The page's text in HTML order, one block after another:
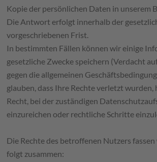
Kopie der persönlichen Daten in unserem
Die Antwort erfolgt innerhalb der
vorgeschriebenen Frist.
In bestimmten Fällen können wir einige
gesetzliche Zwecke speichern (Verdacht
gegen die allgemeinen
glauben, dass Ihre Rechte verletzt wurden,
Recht, bei der zuständigen
einzureichen oder rechtliche Schritte
Die Rechte des betroffenen Nutzers
folgt zusammen: